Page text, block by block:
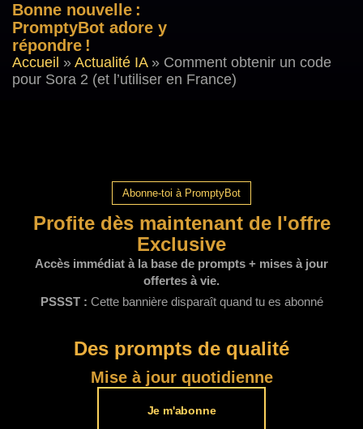
Bonne nouvelle :
PromptyBot adore y
répondre !
Accueil » Actualité IA» Comment obtenir un code
pour Sora 2 (et l’utiliser en France)
Abonne-toi à PromptyBot
Profite dès maintenant de l'offre
Exclusive
Accès immédiat à la base de prompts + mises à jour
offertes à vie.
PSSST : Cette bannière disparaît quand tu es abonné
Des prompts de qualité
Mise à jour quotidienne
Je m'abonne